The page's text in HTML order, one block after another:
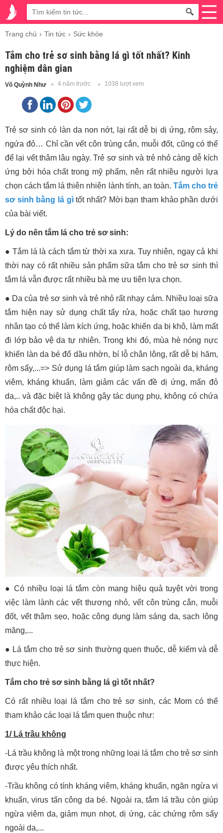
Trang chủ Tin tức Sức khỏe
Tắm cho trẻ sơ sinh bằng lá gì tốt nhất? Kinh
nghiệm dân gian
Võ Quỳnh Như 4 năm trước 1038 lượt xem
Trẻ sơ sinh có làn da non nớt, lại rất dễ bị dị ứng, rôm sảy,
ngứa đỏ… Chỉ cần vết côn trùng cắn, muỗi đốt, cũng có thể
để lại vết thâm lâu ngày. Trẻ sơ sinh và trẻ nhỏ càng dễ kích
ứng bởi hóa chất trong mỹ phẩm, nên rất nhiều người lựa
chọn cách tắm lá thiên nhiên lành tính, an toàn. Tắm cho trẻ
sơ sinh bằng lá gìtốt nhất? Mời bạn tham khảo phần dưới
của bài viết.
Lý do nên tắm lá cho trẻ sơ sinh:
● Tắm lá là cách tắm từ thời xa xưa. Tuy nhiên, ngay cả khi
thời nay có rất nhiều sản phẩm sữa tắm cho trẻ sơ sinh thì
tắm lá vẫn được rất nhiều bà mẹ ưu tiên lựa chọn.
● Da của trẻ sơ sinh và trẻ nhỏ rất nhạy cảm. Nhiều loại sữa
tắm hiện nay sử dụng chất tẩy rửa, hoặc chất tạo hương
nhân tạo có thể làm kích ứng, hoặc khiến da bị khô, làm mất
đi lớp bảo vệ da tự nhiên. Trong khi đó, mùa hè nóng nực
khiến làn da bé đổ dầu nhờn, bí lỗ chân lông, rất dễ bị hăm,
rôm sẩy,...=> Sử dụng lá tắm giúp làm sạch ngoài da, kháng
viêm, kháng khuẩn, làm giảm các vấn đề dị ứng, mẩn đỏ
da,.. và đặc biệt là không gây tác dụng phụ, không có chứa
hóa chất độc hại.
● Có nhiều loại lá tắm còn mang hiệu quả tuyệt vời trong
việc làm lành các vết thương nhỏ, vết côn trùng cắn, muỗi
đốt, vết thâm sẹo, hoặc công dụng làm sáng da, sạch lông
măng,...
● Lá tắm cho trẻ sơ sinh thường quen thuộc, dễ kiếm và dễ
thực hiện.
Tắm cho trẻ sơ sinh bằng lá gì tốt nhất?
Có rất nhiều loại lá tắm cho trẻ sơ sinh, các Mom có thể
tham khảo các loại lá tắm quen thuộc như:
1/ Lá trầu không
-Lá trầu không là một trong những loại lá tắm cho trẻ sơ sinh
được yêu thích nhất.
-Trầu không có tính kháng viêm, kháng khuẩn, ngăn ngừa vi
khuẩn, virus tấn công da bé. Ngoài ra, tắm lá trầu còn giúp
ngừa viêm da, giảm mụn nhọt, dị ứng, các chứng rôm sẩy
ngoài da,...